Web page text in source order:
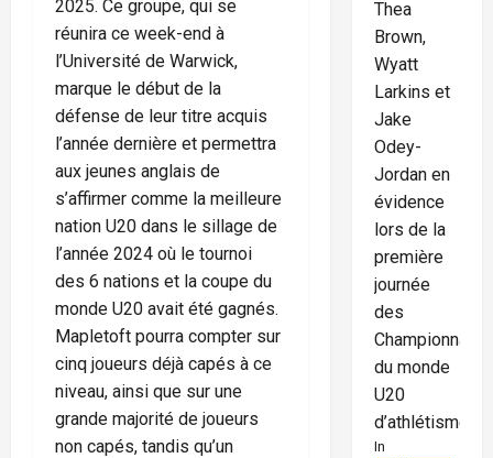
2025. Ce groupe, qui se
réunira ce week-end à
l’Université de Warwick,
marque le début de la
défense de leur titre acquis
l’année dernière et permettra
aux jeunes anglais de
s’affirmer comme la meilleure
nation U20 dans le sillage de
l’année 2024 où le tournoi
des 6 nations et la coupe du
monde U20 avait été gagnés.
Mapletoft pourra compter sur
cinq joueurs déjà capés à ce
niveau, ainsi que sur une
grande majorité de joueurs
non capés, tandis qu’un
Thea
Brown,
Wyatt
Larkins et
Jake
Odey-
Jordan en
évidence
lors de la
première
journée
des
Championnats
du monde
U20
d’athlétisme
In